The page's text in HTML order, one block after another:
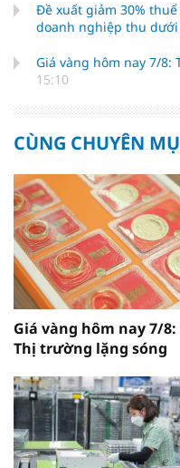
Đề xuất giảm 30%
doanh nghiệp thu dưới
Giá vàng hôm nay 7/
15:10
CÙNG CHUYÊN
Giá vàng hôm nay 7/8:
Thị trường lặng sóng